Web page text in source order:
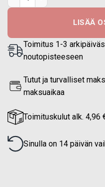
LISÄÄ
Toimitus 1-3
noutopisteeseen
Tutut ja turvalliset
maksuaikaa
Toimituskulut alk. 4,96
Sinulla on 14 päivän